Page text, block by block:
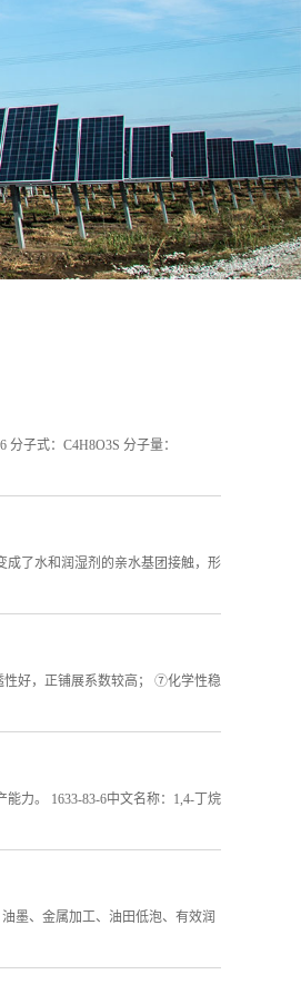
子式：C4H8O3S 分子量：
成了水和润湿剂的亲水基团接触，形
好，正铺展系数较高； ⑦化学性稳
力。 1633-83-6中文名称：1,4-丁烷
墨、金属加工、油田低泡、有效润